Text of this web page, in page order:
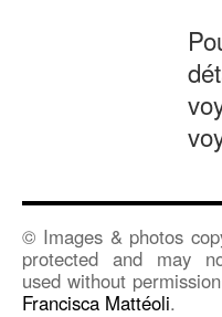
© Images & photos
protected and may
used without
Francisca Mattéoli.